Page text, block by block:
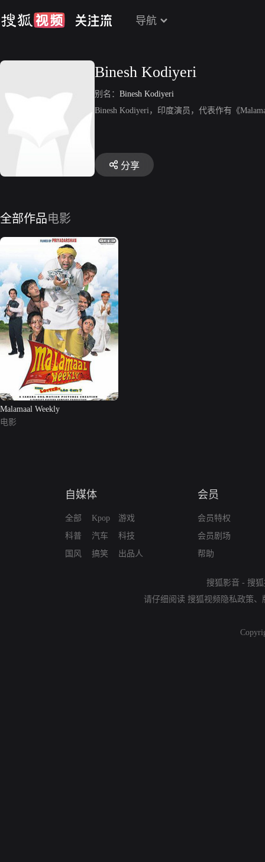
导航
Binesh Kodiyeri
别名： Binesh Kodiyeri
Binesh Kodiyeri，印度演员，代表作有《
分享
全部作品电影
Malamaal Weekly
电影
自媒体
全部
科普
国风
Kpop
汽车
搞笑
游戏
科技
出品人
会员
会员特权
会员剧场
帮助
搜狐影音 - 搜
请仔细阅读 搜狐视频隐私政策、